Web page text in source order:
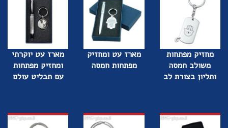
מחזיק מפתחות
משולב חמסה
ותליון בצורת לב
מארז עט ומחזיק
מפתחות חמסה
מארז עט יוקרתי
ומחזיק מפתחות
עם תבליט עולם